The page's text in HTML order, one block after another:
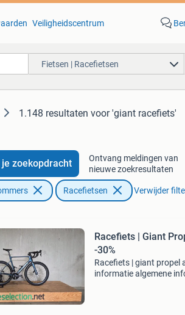
Veiligheidscentrum
Fietsen | Racefietsen
1.148 resultaten voor 'giant racefiets'
zoekopdracht
Ontvang meldingen van
nieuwe zoekresultaten
Racefietsen Verwijder
Racefiets | Giant
-30%
Racefiets | giant propel
informatie algemene